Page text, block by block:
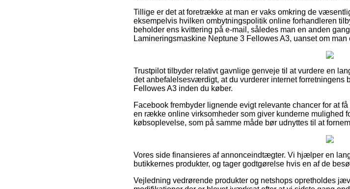
Tillige er det at foretrække at man er vaks omkring de
eksempelvis hvilken ombytningspolitik online forhandleren
beholder ens kvittering på e-mail, således man en anden
Lamineringsmaskine Neptune 3 Fellowes A3, uanset om
Trustpilot tilbyder relativt gavnlige genveje til at vurdere en
det anbefalelsesværdigt, at du vurderer internet forretningens
Fellowes A3 inden du køber.
Facebook frembyder lignende evigt relevante chancer for at
en række online virksomheder som giver kunderne mulighed
købsoplevelse, som på samme måde bør udnyttes til at
Vores side finansieres af annonceindtægter. Vi hjælper en
butikkernes produkter, og tager godtgørelse hvis en af de
Vejledning vedrørende produkter og netshops opretholdes